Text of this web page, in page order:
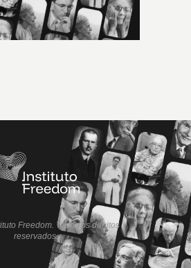
Freedom. Todos os direitos
reservados.